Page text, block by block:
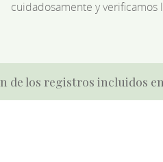
cuidadosamente y
de los registros incluidos